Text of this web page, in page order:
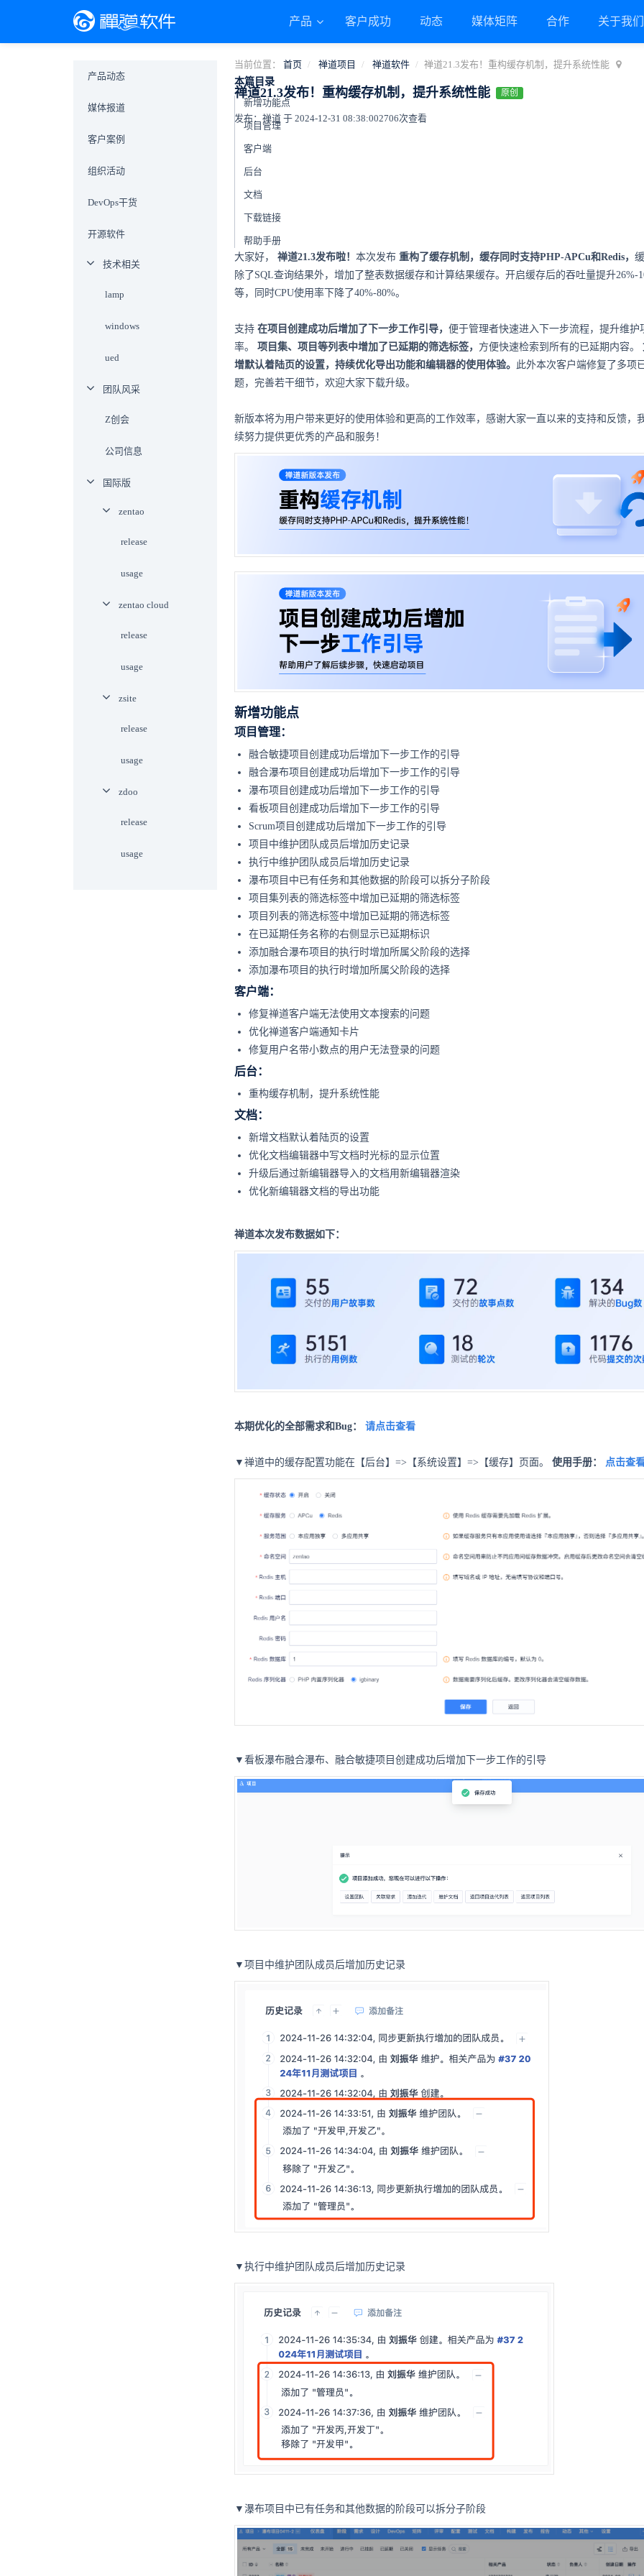
产品 客户成功 动态 媒体矩阵 合作 关于我
当前位置： 首页 禅道项目 禅道软件 禅道21.3发布！重构缓存机制，提升系统性能
禅道21.3发布！重构缓存机制，提升系统性能 原创
发布：禅道 于 2024-12-31 08:38:002706次查看
本篇目录
新增功能点
项目管理
客户端
后台
文档
下载链接
帮助手册
大家好， 禅道21.3发布啦！ 本次发布 重构了缓存机制，缓存同时支持PHP-APCu和Redis，
除了SQL查询结果外，增加了整表数据缓存和计算结果缓存。开启缓存后的吞吐量提升26%-
等，同时CPU使用率下降了40%-80%。
支持 在项目创建成功后增加了下一步工作引导， 便于管理者快速进入下一步流程，提升维护
率。 项目集、项目等列表中增加了已延期的筛选标签， 方便快速检索到所有的已延期内容。
增默认着陆页的设置，持续优化导出功能和编辑器的使用体验。 此外本次客户端修复了多项
题，完善若干细节，欢迎大家下载升级。
新版本将为用户带来更好的使用体验和更高的工作效率，感谢大家一直以来的支持和反馈，
续努力提供更优秀的产品和服务！
新增功能点
项目管理：
融合敏捷项目创建成功后增加下一步工作的引导
融合瀑布项目创建成功后增加下一步工作的引导
瀑布项目创建成功后增加下一步工作的引导
看板项目创建成功后增加下一步工作的引导
Scrum项目创建成功后增加下一步工作的引导
项目中维护团队成员后增加历史记录
执行中维护团队成员后增加历史记录
瀑布项目中已有任务和其他数据的阶段可以拆分子阶段
项目集列表的筛选标签中增加已延期的筛选标签
项目列表的筛选标签中增加已延期的筛选标签
在已延期任务名称的右侧显示已延期标识
添加融合瀑布项目的执行时增加所属父阶段的选择
添加瀑布项目的执行时增加所属父阶段的选择
客户端：
修复禅道客户端无法使用文本搜索的问题
优化禅道客户端通知卡片
修复用户名带小数点的用户无法登录的问题
后台：
重构缓存机制，提升系统性能
文档：
新增文档默认着陆页的设置
优化文档编辑器中写文档时光标的显示位置
升级后通过新编辑器导入的文档用新编辑器渲染
优化新编辑器文档的导出功能
禅道本次发布数据如下：
本期优化的全部需求和Bug： 请点击查看
▼禅道中的缓存配置功能在【后台】=>【系统设置】=>【缓存】页面。 使用手册： 点击查
▼看板瀑布融合瀑布、融合敏捷项目创建成功后增加下一步工作的引导
▼项目中维护团队成员后增加历史记录
▼执行中维护团队成员后增加历史记录
▼瀑布项目中已有任务和其他数据的阶段可以拆分子阶段
产品动态
媒体报道
客户案例
组织活动
DevOps干货
开源软件
技术相关
lamp
windows
ued
团队风采
Z创会
公司信息
国际版
zentao
release
usage
zentao cloud
release
usage
zsite
release
usage
zdoo
release
usage